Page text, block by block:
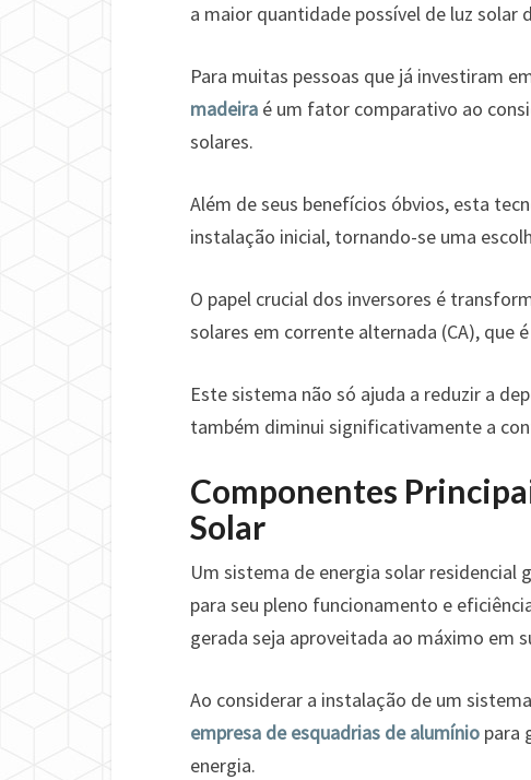
a maior quantidade possível de luz solar
Para muitas pessoas que já investiram
madeira é um fator comparativo ao
solares.
Além de seus benefícios óbvios, esta
instalação inicial, tornando-se uma
O papel crucial dos inversores é
solares em corrente alternada (CA), que
Este sistema não só ajuda a reduzir a
também diminui significativamente a
Componentes
Solar
Um sistema de energia solar residencial
para seu pleno funcionamento e
gerada seja aproveitada ao máximo em
Ao considerar a instalação de um
empresa de esquadrias de alumínio para
energia.